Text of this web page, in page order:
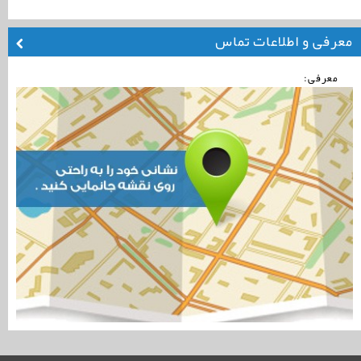
معرفی و اطلاعات تماس
معرفی: